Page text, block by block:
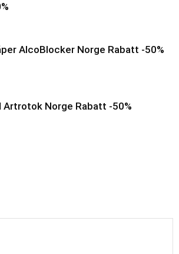
AlcoBlocker Norge Rabatt -50%
Artrotok Norge Rabatt -50%